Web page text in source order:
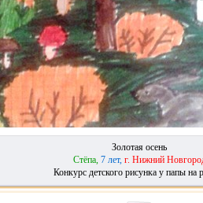
Золотая осень
Стёпа, 7 лет, г. Нижний
Конкурс детского рисунка у папы на